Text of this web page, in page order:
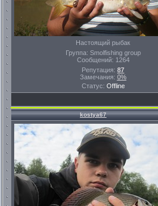
Настоящий рыбак
Группа: Smolfishing group
Сообщений: 1264
Репутация: 87
Замечания: 0%
Статус: Offline
kostya67